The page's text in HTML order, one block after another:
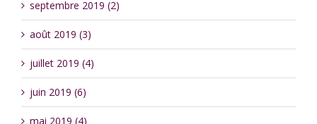
septembre 2019 (2)
août 2019 (3)
juillet 2019 (4)
juin 2019 (6)
mai 2019 (4)